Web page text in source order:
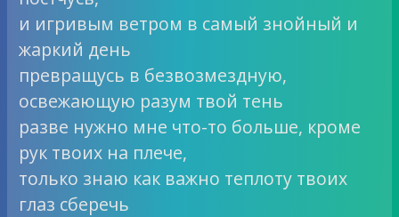
и игривым ветром в самый знойный и
жаркий день
превращусь в безвозмездную,
освежающую разум твой тень
разве нужно мне что-то больше, кроме
рук твоих на плече,
только знаю как важно теплоту твоих
глаз сберечь